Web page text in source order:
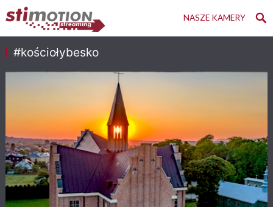
NASZE KAMERY
#kościołybesko